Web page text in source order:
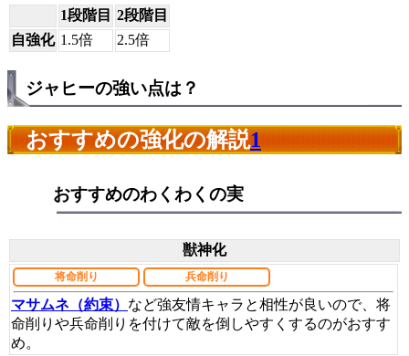
1段階目 2段階目
自強化 1.5倍 2.5倍
ジャヒーの強い点は？
おすすめの強化の解説1
おすすめのわくわくの実
獣神化
将命削り 兵命削り
マサムネ（約束） など強友情キャラと相性が良いので、将
命削りや兵命削りを付けて敵を倒しやすくするのがおすす
め。